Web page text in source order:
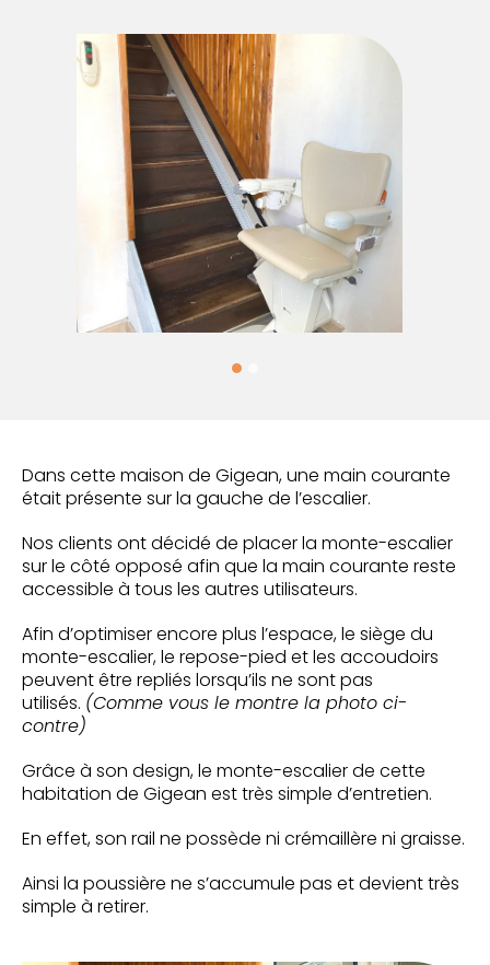
Dans cette maison de Gigean, une main courante
était présente sur la gauche de l’escalier.
Nos clients ont décidé de placer la monte-escalier
sur le côté opposé afin que la main courante reste
accessible à tous les autres utilisateurs.
Afin d’optimiser encore plus l’espace, le siège du
monte-escalier, le repose-pied et les accoudoirs
peuvent être repliés lorsqu’ils ne sont pas
utilisés. (Comme vous le montre la photo ci-
contre)
Grâce à son design, le monte-escalier de cette
habitation de Gigean est très simple d’entretien.
En effet, son rail ne possède ni crémaillère ni graisse.
Ainsi la poussière ne s’accumule pas et devient très
simple à retirer.